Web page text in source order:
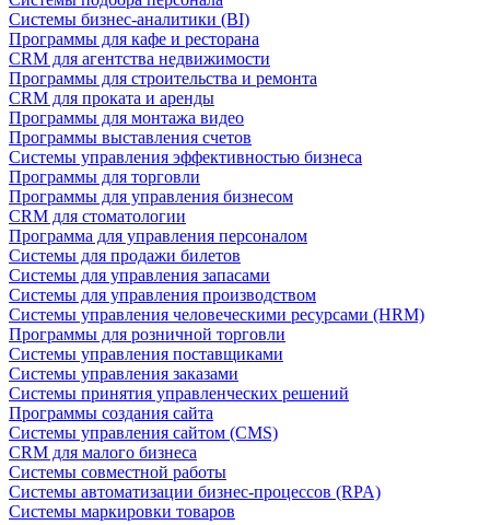
Системы бизнес-аналитики (BI)
Программы для кафе и ресторана
CRM для агентства недвижимости
Программы для строительства и ремонта
CRM для проката и аренды
Программы для монтажа видео
Программы выставления счетов
Системы управления эффективностью бизнеса
Программы для торговли
Программы для управления бизнесом
CRM для стоматологии
Программа для управления персоналом
Системы для продажи билетов
Системы для управления запасами
Системы для управления производством
Системы управления человеческими ресурсами (HRM)
Программы для розничной торговли
Системы управления поставщиками
Системы управления заказами
Системы принятия управленческих решений
Программы создания сайта
Системы управления сайтом (CMS)
CRM для малого бизнеса
Системы совместной работы
Системы автоматизации бизнес-процессов (RPA)
Системы маркировки товаров